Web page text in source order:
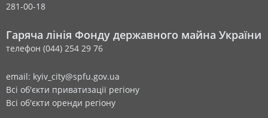
281-00-18
Гаряча лінія Фонду державного майна України
телефон (044) 254 29 76
email: kyiv_city@spfu.gov.ua
Всі об'єкти приватизації регіону
Всі об'єкти оренди регіону